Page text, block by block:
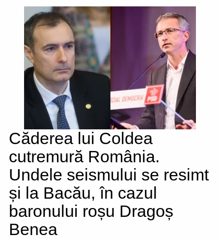
Căderea lui Coldea
cutremură România.
Undele seismului se resimt
și la Bacău, în cazul
baronului roșu Dragoș
Benea